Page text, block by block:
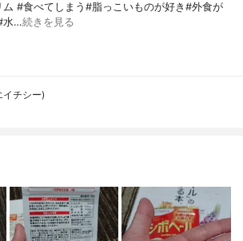
#食べてしまう#脂っこいものが好き#外食が
水…続きを見る
イチシー)